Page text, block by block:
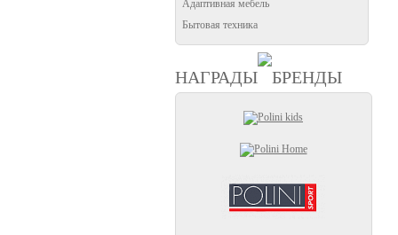
Адаптивная мебель
Бытовая техника
НАГРАДЫ БРЕНДЫ